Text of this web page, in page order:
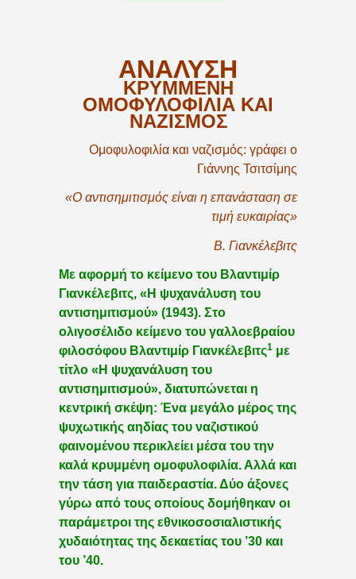
ΑΝΑΛΥΣΗ
ΚΡΥΜΜΕΝΗ
ΟΜΟΦΥΛΟΦΙΛΙΑ ΚΑΙ
ΝΑΖΙΣΜΟΣ
Ομοφυλοφιλία και ναζισμός: γράφει ο
Γιάννης Τσιτσίμης
«Ο αντισημιτισμός είναι η επανάσταση σε
τιμή ευκαιρίας»
Β. Γιανκέλεβιτς
Με αφορμή το κείμενο του Βλαντιμίρ
Γιανκέλεβιτς, «Η ψυχανάλυση του
αντισημιτισμού» (1943). Στο
ολιγοσέλιδο κείμενο του γαλλοεβραίου
φιλοσόφου Βλαντιμίρ Γιανκέλεβιτς1 με
τίτλο «Η ψυχανάλυση του
αντισημιτισμού», διατυπώνεται η
κεντρική σκέψη: Ένα μεγάλο μέρος της
ψυχωτικής αηδίας του ναζιστικού
φαινομένου περικλείει μέσα του την
καλά κρυμμένη ομοφυλοφιλία. Αλλά και
την τάση για παιδεραστία. Δύο άξονες
γύρω από τους οποίους δομήθηκαν οι
παράμετροι της εθνικοσοσιαλιστικής
χυδαιότητας της δεκαετίας του ’30 και
του ’40.